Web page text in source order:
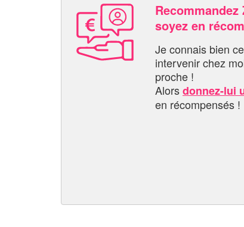
Recommandez
soyez en
Je connais bien
intervenir chez
proche !
Alorsdonnez-lui
en récompensés !